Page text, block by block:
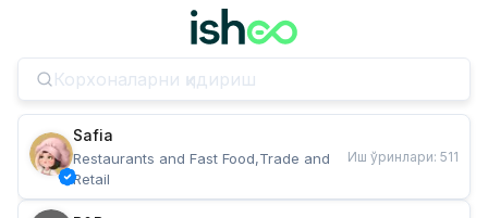
Safia
Restaurants and Fast Food,Trade and
Retail
Иш ўринлари: 511